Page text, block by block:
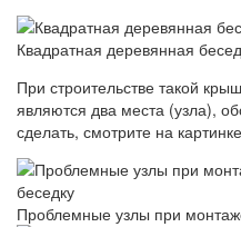
Квадратная деревянная
При строительстве такой
являются два места (узла),
сделать, смотрите на
Проблемные узлы при